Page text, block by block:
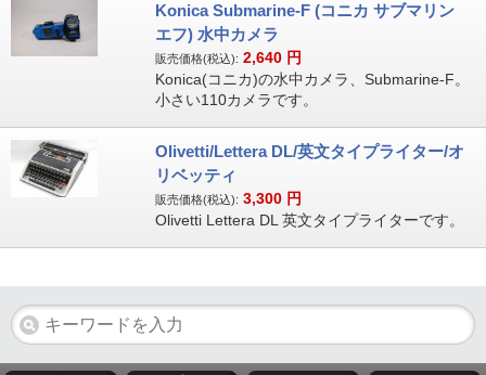
Konica Submarine-F (コニカ サブマリン
エフ) 水中カメラ
販売価格(税込): 2,640 円
Konica(コニカ)の水中カメラ、Submarine-F。
小さい110カメラです。
Olivetti/Lettera DL/英文タイプライター/オ
リベッティ
販売価格(税込): 3,300 円
Olivetti Lettera DL 英文タイプライターです。